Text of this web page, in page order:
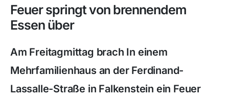
Feuer springt von brennendem
Essen über
Am Freitagmittag brach In einem
Mehrfamilienhaus an der Ferdinand-
Lassalle-Straße in Falkenstein ein Feuer